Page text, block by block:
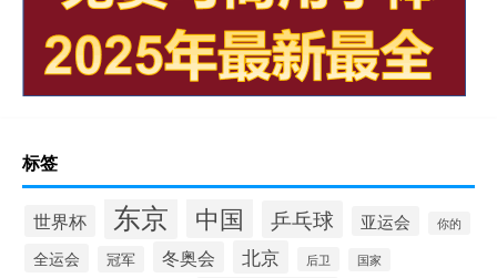
标签
世界杯 东京 中国 乒乓球 亚运会 你的
全运会 冠军 冬奥会 北京 后卫 国家